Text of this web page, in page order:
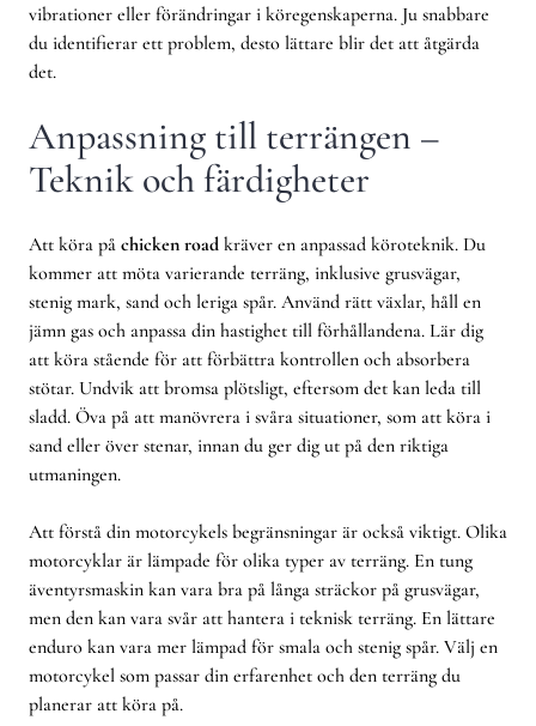
vibrationer eller förändringar i köregenskaperna. Ju snabbare
du identifierar ett problem, desto lättare blir det att åtgärda
det.
Anpassning till terrängen –
Teknik och färdigheter
Att köra på chicken road kräver en anpassad köroteknik. Du
kommer att möta varierande terräng, inklusive grusvägar,
stenig mark, sand och leriga spår. Använd rätt växlar, håll en
jämn gas och anpassa din hastighet till förhållandena. Lär dig
att köra stående för att förbättra kontrollen och absorbera
stötar. Undvik att bromsa plötsligt, eftersom det kan leda till
sladd. Öva på att manövrera i svåra situationer, som att köra i
sand eller över stenar, innan du ger dig ut på den riktiga
utmaningen.
Att förstå din motorcykels begränsningar är också viktigt. Olika
motorcyklar är lämpade för olika typer av terräng. En tung
äventyrsmaskin kan vara bra på långa sträckor på grusvägar,
men den kan vara svår att hantera i teknisk terräng. En lättare
enduro kan vara mer lämpad för smala och stenig spår. Välj en
motorcykel som passar din erfarenhet och den terräng du
planerar att köra på.